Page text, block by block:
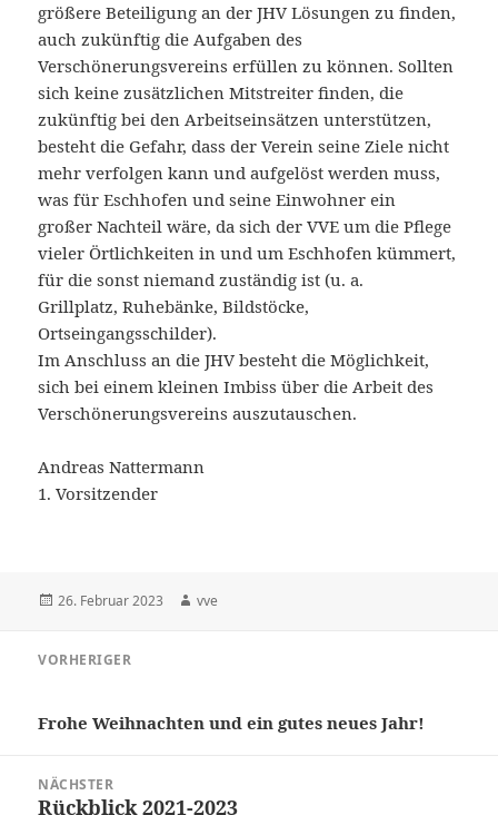
größere Beteiligung an der JHV Lösungen zu finden,
auch zukünftig die Aufgaben des
Verschönerungsvereins erfüllen zu können. Sollten
sich keine zusätzlichen Mitstreiter finden, die
zukünftig bei den Arbeitseinsätzen unterstützen,
besteht die Gefahr, dass der Verein seine Ziele nicht
mehr verfolgen kann und aufgelöst werden muss,
was für Eschhofen und seine Einwohner ein
großer Nachteil wäre, da sich der VVE um die Pflege
vieler Örtlichkeiten in und um Eschhofen kümmert,
für die sonst niemand zuständig ist (u. a.
Grillplatz, Ruhebänke, Bildstöcke,
Ortseingangsschilder).
Im Anschluss an die JHV besteht die Möglichkeit,
sich bei einem kleinen Imbiss über die Arbeit des
Verschönerungsvereins auszutauschen.
Andreas Nattermann
1. Vorsitzender
Veröffentlicht
26. Februar 2023 Autor
vve
VORHERIGER
Frohe Weihnachten und ein gutes neues Jahr!
NÄCHSTER
Nächster
Rückblick 2021-2023